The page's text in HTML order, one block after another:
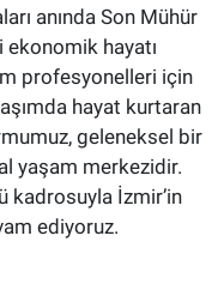
anında Son Mühür
ekonomik hayatı
profesyonelleri için
hayat kurtaran
geleneksel bir
yaşam merkezidir.
kadrosuyla İzmir’in
ediyoruz.